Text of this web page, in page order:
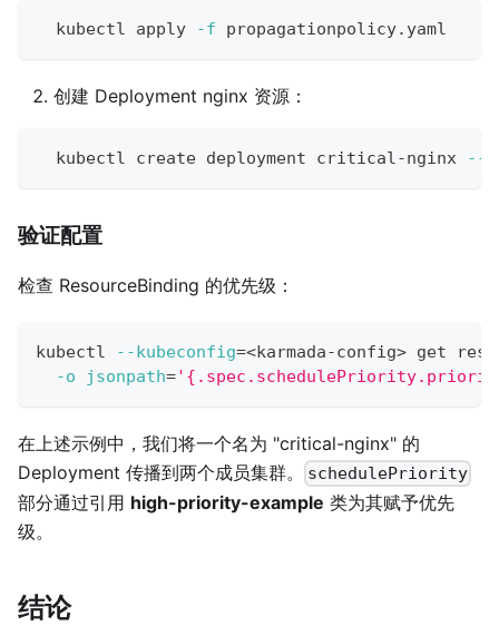
  kubectl apply
-f propagationpolicy.yaml
创建 Deployment nginx 资源：
  kubectl create deployment critical-nginx
--
验证配置
检查 ResourceBinding 的优先级：
kubectl --kubeconfig=<karmada-config> get
-o
jsonpath=
在上述示例中，我们将一个名为 "critical-nginx" 的
Deployment 传播到两个成员集群。
schedulePriority
部分通过引用 high-priority-example 类为其赋予优先
级。
结论